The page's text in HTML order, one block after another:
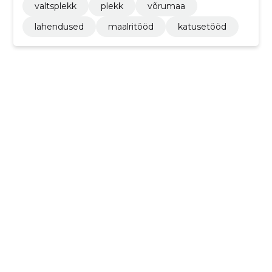
valtsplekk
plekk
võrumaa
lahendused
maalritööd katusetööd